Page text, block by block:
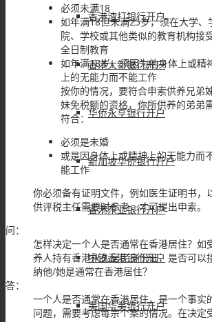
香港渣打银行开户
香港大新银行开户
华侨永亨银行开户
新加坡华侨银行开户
香港东亚银行开户
中银香港银行开户
美国华美银行开户
必须未满18
如年满18但未满25岁，须在大学、
院、学校或其他类似的教育机构接
全日制教育
如年满18岁，须因为他身体上或精
上的无能力而不能工作
按你的情况，要符合申索供养兄弟
妹免税额的资格，你所供养的弟弟
符合：
必须是未婚
或是因身体上或精神上的无能力而
能工作
你必须备有证明文件，例如医生证明书，
供评税主任需要时参考，才可提出申索。
问：
怎样决定一个人是否通常在香港居住？如
养人持有香港永久居民身份证，是否可以
纳他/她是通常在香港居住？
答：
一个人是否通常在香港居住，是一个事实
问题，需要考虑每宗个案的情况。在决定